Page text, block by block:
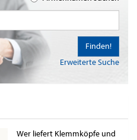
Erweiterte Suche
Finden!
Wer liefert Klemmköpfe und